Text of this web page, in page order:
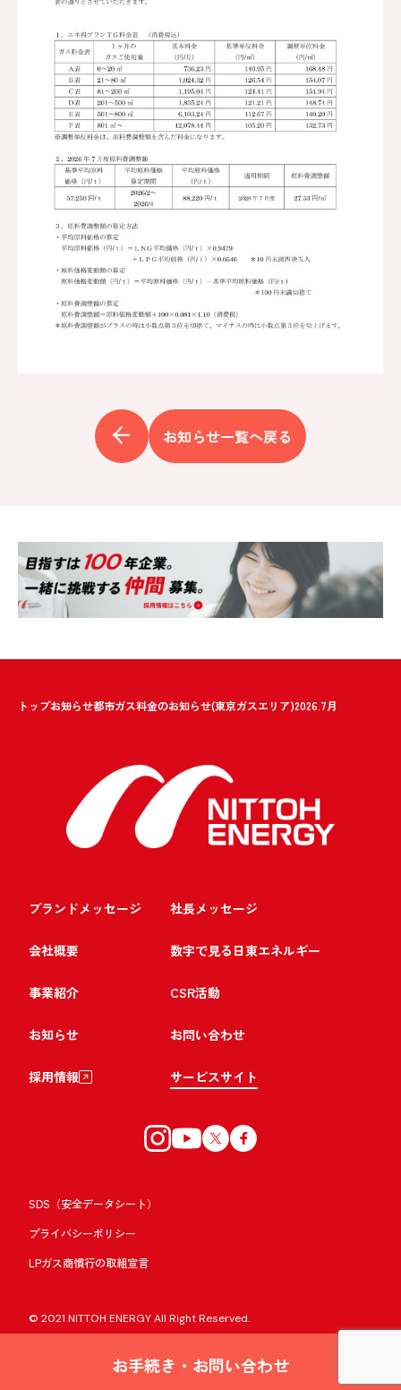
お知らせ一覧へ戻る
トップお知らせ都市ガス料金のお知らせ(東京ガスエリア)2026.7月
ブランドメッセージ 社長メッセージ
会社概要 数字で見る日東エネルギー
事業紹介 CSR活動
お知らせ お問い合わせ
採用情報 サービスサイト
© 2021 NITTOH ENERGY All Right Reserved.
SDS（安全データシート）
プライバシーポリシー
LPガス商慣行の取組宣言
お手続き・お問い合わせ